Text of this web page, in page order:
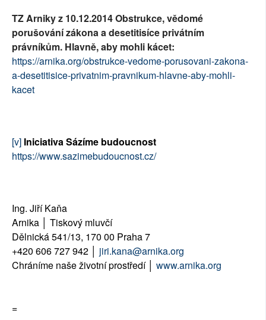
TZ Arniky z 10.12.2014 Obstrukce, vědomé
porušování zákona a desetitisíce privátním
právníkům. Hlavně, aby mohli kácet:
https://arnika.org/obstrukce-vedome-porusovani-zakona-
a-desetitisice-privatnim-pravnikum-hlavne-aby-mohli-
kacet
[v] Iniciativa Sázíme budoucnost
https://www.sazimebudoucnost.cz/
Ing. Jiří Kaňa
Arnika │ Tiskový mluvčí
Dělnická 541/13, 170 00 Praha 7
+420 606 727 942 │ jiri.kana@arnika.org
Chráníme naše životní prostředí │ www.arnika.org
=